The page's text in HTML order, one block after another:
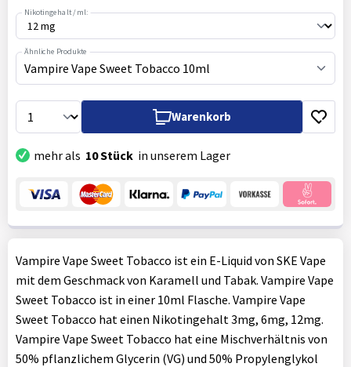
Nikotingehalt / ml:
Vampire Vape Sweet Tobacco 10ml
Ähnliche Produkte
Warenkorb
mehr als 10 Stück in unserem Lager
Vampire Vape Sweet Tobacco ist ein E-Liquid von SKE Vape
mit dem Geschmack von Karamell und Tabak. Vampire Vape
Sweet Tobacco ist in einer 10ml Flasche. Vampire Vape
Sweet Tobacco hat einen Nikotingehalt 3mg, 6mg, 12mg.
Vampire Vape Sweet Tobacco hat eine Mischverhältnis von
50% pflanzlichem Glycerin (VG) und 50% Propylenglykol